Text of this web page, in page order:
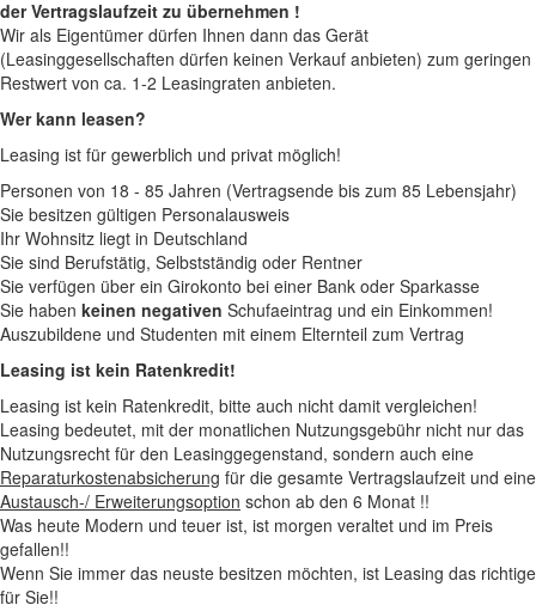
der Vertragslaufzeit zu übernehmen !
Wir als Eigentümer dürfen Ihnen dann das Gerät
(Leasinggesellschaften dürfen keinen Verkauf anbieten) zum geringen
Restwert von ca. 1-2 Leasingraten anbieten.
Wer kann leasen?
Leasing ist für gewerblich und privat möglich!
Personen von 18 - 85 Jahren (Vertragsende bis zum 85 Lebensjahr)
Sie besitzen gültigen Personalausweis
Ihr Wohnsitz liegt in Deutschland
Sie sind Berufstätig, Selbstständig oder Rentner
Sie verfügen über ein Girokonto bei einer Bank oder Sparkasse
Sie haben keinen negativen Schufaeintrag und ein Einkommen!
Auszubildene und Studenten mit einem Elternteil zum Vertrag
Leasing ist kein Ratenkredit!
Leasing ist kein Ratenkredit, bitte auch nicht damit vergleichen!
Leasing bedeutet, mit der monatlichen Nutzungsgebühr nicht nur das
Nutzungsrecht für den Leasinggegenstand, sondern auch eine
Reparaturkostenabsicherung für die gesamte Vertragslaufzeit und eine
Austausch-/ Erweiterungsoption schon ab den 6 Monat !!
Was heute Modern und teuer ist, ist morgen veraltet und im Preis
gefallen!!
Wenn Sie immer das neuste besitzen möchten, ist Leasing das richtige
für Sie!!